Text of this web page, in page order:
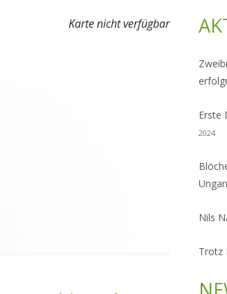
Karte nicht verfügbar
Erste
2024
Nils
Trotz